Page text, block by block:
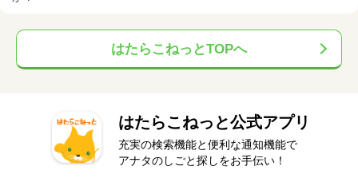
はたらこねっとTOPへ
はたらこねっと公式アプリ
充実の検索機能と便利な通知機能で
アナタのしごと探しをお手伝い！